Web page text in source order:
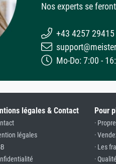
Nos experts se
+43 4257 29415
Mo-Do: 7:00 -
légales & Contact
légales
Pour
·
·
· Les
· Qualité